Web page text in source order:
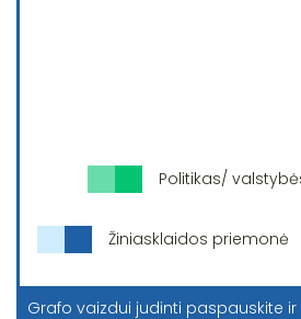
Politikas/
Žiniasklaidos priemonė
Grafo vaizdui judinti paspauskite ir